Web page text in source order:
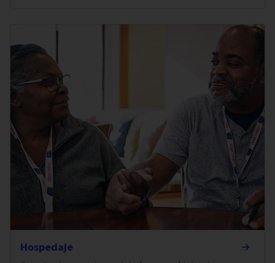
Hospedaje